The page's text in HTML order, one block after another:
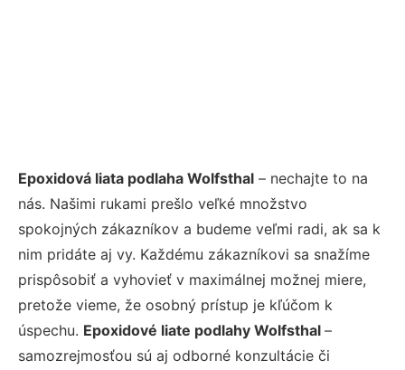
Epoxidová liata podlaha Wolfsthal – nechajte to na
nás. Našimi rukami prešlo veľké množstvo
spokojných zákazníkov a budeme veľmi radi, ak sa k
nim pridáte aj vy. Každému zákazníkovi sa snažíme
prispôsobiť a vyhovieť v maximálnej možnej miere,
pretože vieme, že osobný prístup je kľúčom k
úspechu. Epoxidové liate podlahy Wolfsthal –
samozrejmosťou sú aj odborné konzultácie či